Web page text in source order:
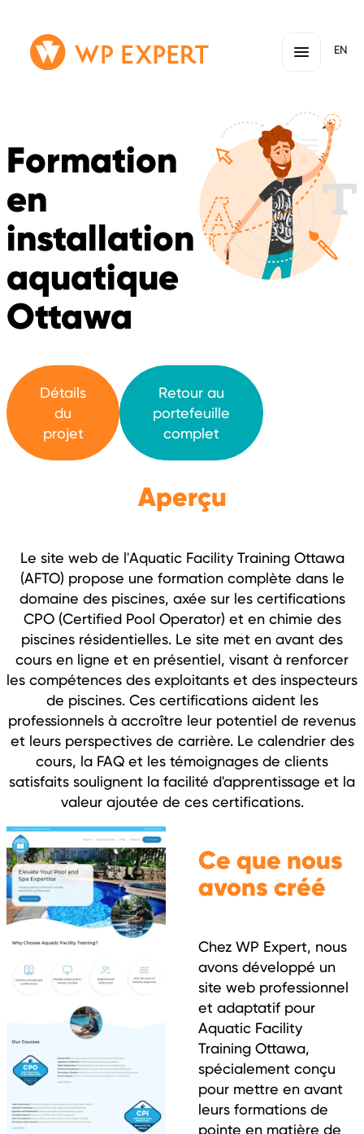
Passer
au
Lien
page
EN
Formation
en
installation
aquatique
Ottawa
Détails
du
projet
Retour au
portefeuille
complet
Aperçu
Le site web de l'Aquatic Facility Training Ottawa
(AFTO) propose une formation complète dans le
domaine des piscines, axée sur les certifications
CPO (Certified Pool Operator) et en chimie des
piscines résidentielles. Le site met en avant des
cours en ligne et en présentiel, visant à renforcer
les compétences des exploitants et des inspecteurs
de piscines. Ces certifications aident les
professionnels à accroître leur potentiel de revenus
et leurs perspectives de carrière. Le calendrier des
cours, la FAQ et les témoignages de clients
satisfaits soulignent la facilité d'apprentissage et la
valeur ajoutée de ces certifications.
Ce que nous
avons créé
Chez WP Expert, nous
avons développé un
site web professionnel
et adaptatif pour
Aquatic Facility
Training Ottawa,
spécialement conçu
pour mettre en avant
leurs formations de
pointe en matière de